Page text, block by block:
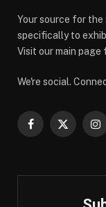
Your source for the
specifically to
Visit our main page
We're social.
Facebook
X